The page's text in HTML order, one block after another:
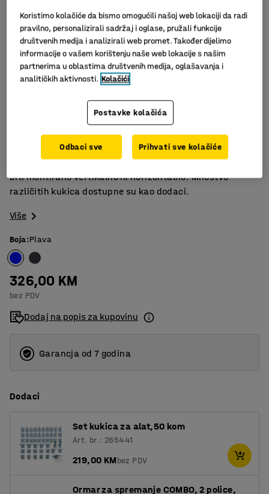
Prektično spremanje alata
Za red i efikasnot
Fleksibilno i podesivo
Perforirana ploča za spremanje i sortiranje alata. Može
biti montirano vertikalno ili horizontalno. Mnoštvo
različitih kukica dostupne su kao dodaci.
Više
Boja:Plava
326,00 KM
bez PDV
Dodaj na popis za kupovinu
Garancja od 7 godina
Dodaci
Set kukica za alat,50 kom
Art. br.: 265441
219,00 KMbez PDV
Ormar za spremanje COMBO, 2 police,
Koristimo kolačiće da bismo omogućili našoj web lokaciji da radi
pravilno, personalizirali sadržaj i oglase, pružali funkcije
društvenih medija i analizirali web promet. Također dijelimo
informacije o vašem korištenju naše web lokacije s našim
partnerima u oblastima društvenih medija, oglašavanja i
analitičkih aktivnosti. Kolačići
Postavke kolačića
Odbaci sve Prihvati sve kolačiće